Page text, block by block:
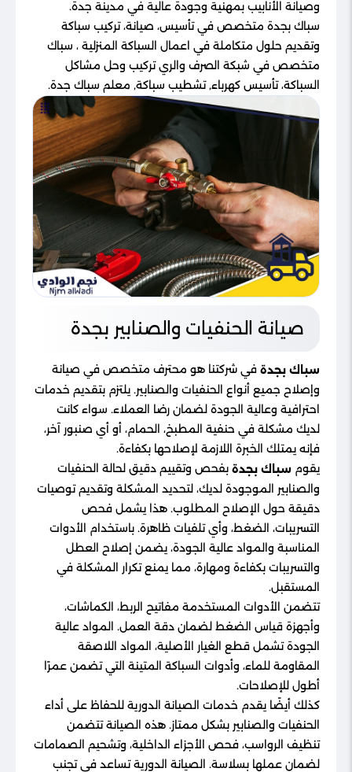
وصيانة الأنابيب بمهنية وجودة عالية في مدينة جدة.
سباك بجدة متخصص في تأسيس، صيانة، تركيب سباكة
وتقديم حلول متكاملة في اعمال السباكة المنزلية ، سباك
متخصص في شبكة الصرف والري تركيب وحل مشاكل
السباكة، تأسيس كهرباء, تشطيب سباكة, معلم سباك جدة.
صيانة الحنفيات والصنابير بجدة
سباك بجدة في شركتنا هو محترف متخصص في صيانة
وإصلاح جميع أنواع الحنفيات والصنابير. يلتزم بتقديم خدمات
احترافية وعالية الجودة لضمان رضا العملاء. سواء كانت
لديك مشكلة في حنفية المطبخ، الحمام، أو أي صنبور آخر،
فإنه يمتلك الخبرة اللازمة لإصلاحها بكفاءة.
يقوم سباك بجدة بفحص وتقييم دقيق لحالة الحنفيات
والصنابير الموجودة لديك، لتحديد المشكلة وتقديم توصيات
دقيقة حول الإصلاح المطلوب. هذا يشمل فحص
التسريبات، الضغط، وأي تلفيات ظاهرة. باستخدام الأدوات
المناسبة والمواد عالية الجودة، يضمن إصلاح العطل
والتسريبات بكفاءة ومهارة، مما يمنع تكرار المشكلة في
المستقبل.
تتضمن الأدوات المستخدمة مفاتيح الربط، الكماشات،
وأجهزة قياس الضغط لضمان دقة العمل. المواد عالية
الجودة تشمل قطع الغيار الأصلية، المواد اللاصقة
المقاومة للماء، وأدوات السباكة المتينة التي تضمن عمرًا
أطول للإصلاحات.
كذلك أيضًا يقدم خدمات الصيانة الدورية للحفاظ على أداء
الحنفيات والصنابير بشكل ممتاز. هذه الصيانة تتضمن
تنظيف الرواسب، فحص الأجزاء الداخلية، وتشحيم الصمامات
لضمان عملها بسلاسة. الصيانة الدورية تساعد في تجنب